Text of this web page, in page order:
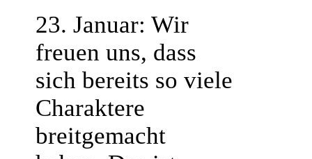
23. Januar: Wir
freuen uns, dass
sich bereits so viele
Charaktere
breitgemacht